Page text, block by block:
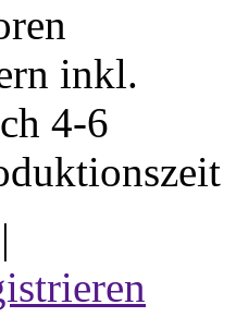
inkl.
4-6
|